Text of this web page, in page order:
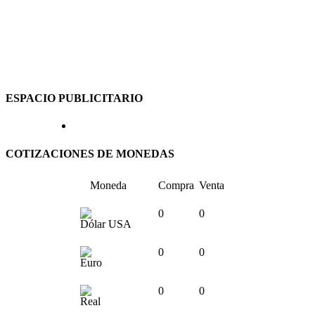
ESPACIO PUBLICITARIO
COTIZACIONES DE MONEDAS
Moneda Compra Venta
Dólar USA
0 0
Euro
0 0
Real
0 0